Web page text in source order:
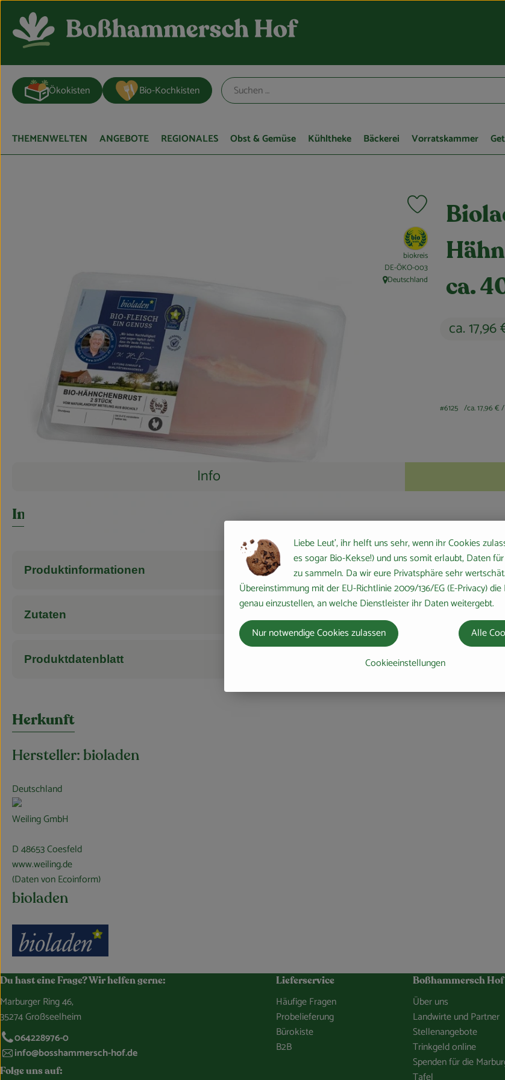
Ökokisten Bio-Kochkisten
THEMENWELTEN ANGEBOTE REGIONALES Obst & Gemüse Kühltheke Bäckerei Vorratskammer
ca.
ca. 17,96
Produkt zu Favouriten
, Verband:
biokreis
, Kontrollstelle:
DE-ÖKO-003
, Herkunft:
Deutschland
#6125 ca. 17,96 €/
Rezepte
Info
Info
Produktinformationen
Zutaten
Produktdatenblatt
Herkunft
Hersteller: bioladen
Deutschland
Weiling GmbH
D 48653 Coesfeld
www.weiling.de
(Daten von Ecoinform)
bioladen
Du hast eine Frage? Wir helfen gerne:
Marburger Ring 46,
35274 Großseelheim
064228976-0
info@bosshammersch-hof.de
Folge uns auf:
Lieferservice
Häufige Fragen
Probelieferung
Bürokiste
B2B
Boßhammersch Hof
Über uns
Landwirte und Partner
Stellenangebote
Trinkgeld online
Spenden für die
Liebe Leut', ihr helft uns sehr, wenn ihr Cookies
es sogar Bio-Kekse!) und uns somit erlaubt, Daten
zu sammeln. Da wir eure Privatsphäre sehr
Übereinstimmung mit der EU-Richtlinie 2009/136/EG (E-Privacy)
genau einzustellen, an welche Dienstleister ihr Daten weitergebt.
Cookieeinstellungen
Nur notwendige Cookies zulassen Alle